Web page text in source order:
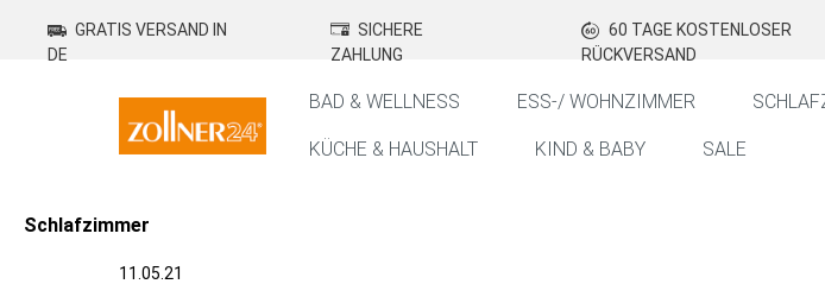
Zur Hauptnavigation springen
GRATIS VERSAND IN
DE
SICHERE
ZAHLUNG
60 TAGE KOSTENLOSER
RÜCKVERSAND
BAD & WELLNESS ESS-/ WOHNZIMMER
KÜCHE & HAUSHALT KIND & BABY
SALE
Schlafzimmer
11.05.21